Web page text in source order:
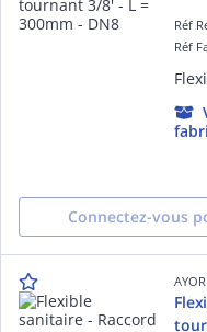
Réf
Réf
Connectez-vous